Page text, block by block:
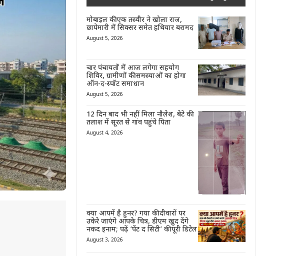
मोबाइल की एक तस्वीर ने खोला राज,
छापेमारी में सिक्सर समेत हथियार बरामद
August 5, 2026
चार पंचायतों में आज लगेगा सहयोग
शिविर, ग्रामीणों की समस्याओं का होगा
ऑन-द-स्पॉट समाधान
August 5, 2026
12 दिन बाद भी नहीं मिला नौलेश, बेटे की
तलाश में सूरत से गांव पहुंचे पिता
August 4, 2026
क्या आपमें है हुनर? गया की दीवारों पर
उकेरे जाएंगे आपके चित्र, डीएम खुद देंगे
नकद इनाम; पढ़ें ‘पेंट द सिटी’ की पूरी डिटेल
August 3, 2026